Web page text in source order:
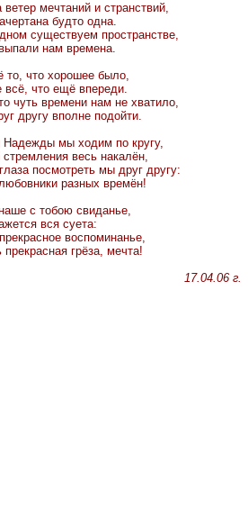
мечтаний и странствий,
будто одна.
существуем пространстве,
нам времена.
то, что хорошее было,
всё, что ещё впереди.
чуть времени нам не хватило,
другу вполне подойти.
Надежды мы ходим по кругу,
весь накалён,
посмотреть мы друг другу:
разных времён!
с тобою свиданье,
вся суета:
воспоминанье,
грёза, мечта!
17.04.06 г.